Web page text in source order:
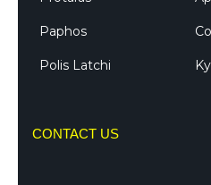
Paphos
Polis Latchi
CONTACT US